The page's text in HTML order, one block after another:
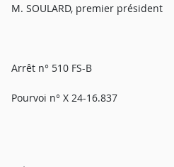
M. SOULARD, premier président
Arrêt n° 510 FS-B
Pourvoi n° X 24-16.837